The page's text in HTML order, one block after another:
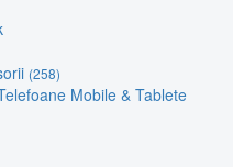
(258)
Mobile & Tablete